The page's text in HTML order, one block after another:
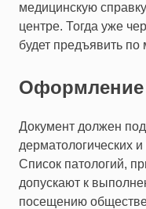
медицинскую
центре. Тогда уже
будет предъявить по
Оформление
Документ должен
дерматологических
Список патологий,
допускают к
посещению